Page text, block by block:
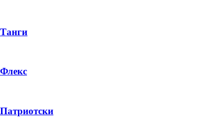
Танги
Флекс
Патриотски